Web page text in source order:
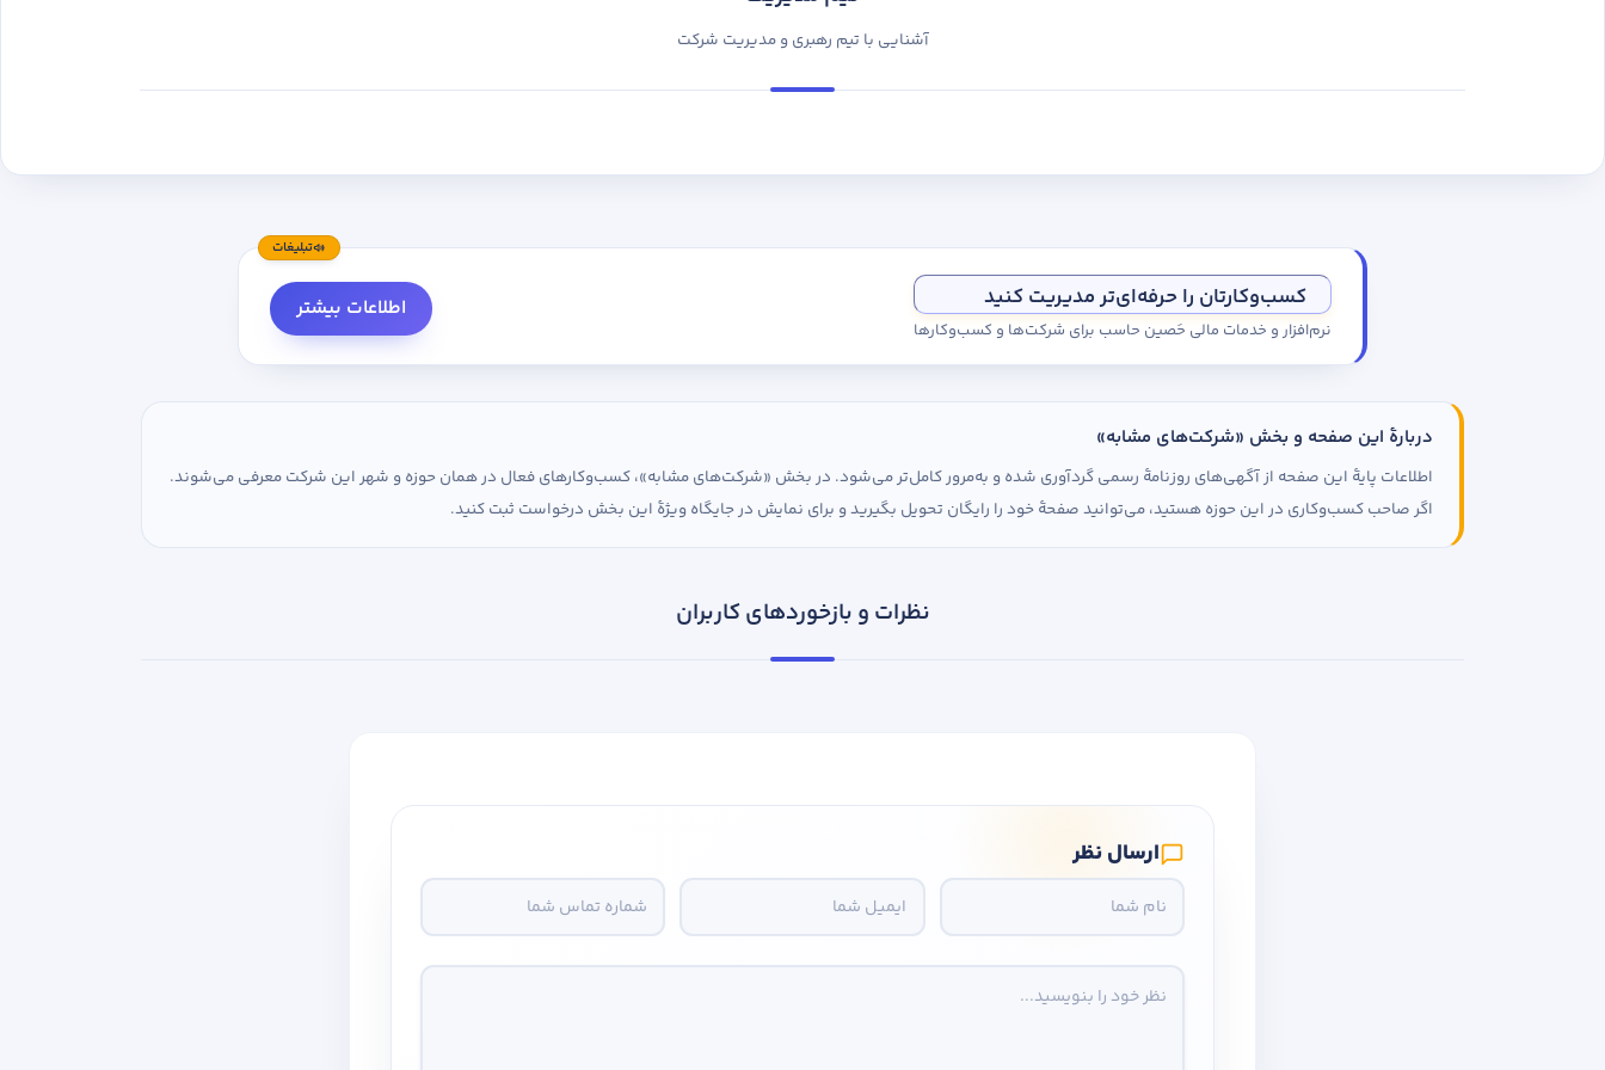
آشنایی با تیم رهبری و مدیریت شرکت
تبلیغات
کسب‌وکارتان را حرفه‌ای‌تر مدیریت کنید
نرم‌افزار و خدمات مالی حَصین حاسب برای شرکت‌ها و کسب‌وکارها
اطلاعات بیشتر
دربارهٔ این صفحه و بخش «شرکت‌های مشابه»
اطلاعات پایهٔ این صفحه از آگهی‌های روزنامهٔ رسمی گردآوری شده و به‌مرور کامل‌تر می‌شود. در بخش «شرکت‌های مشابه»، کسب‌وکارهای فعال در همان حوزه و شهر این شرکت معرفی می‌شوند.
اگر صاحب کسب‌وکاری در این حوزه هستید، می‌توانید صفحهٔ خود را رایگان تحویل بگیرید و برای نمایش در جایگاه ویژهٔ این بخش درخواست ثبت کنید.
نظرات و بازخوردهای کاربران
ارسال نظر